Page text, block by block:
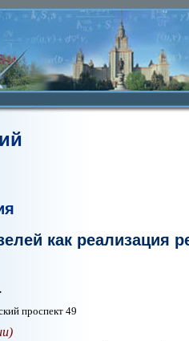
как реализация
проспект 49